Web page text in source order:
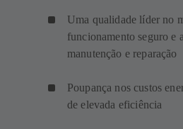
Uma qualidade líder no
funcionamento seguro e
manutenção e reparação
Poupança nos custos
de elevada eficiência